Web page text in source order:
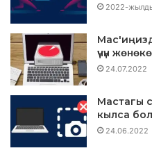
2022-
үчүн
24.07.2022
Macтагы
кылса
24.06.2022